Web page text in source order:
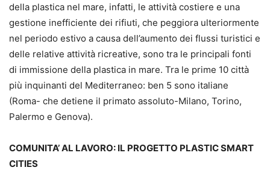
della plastica nel mare, infatti, le attività costiere e una
gestione inefficiente dei rifiuti, che peggiora ulteriormente
nel periodo estivo a causa dell’aumento dei flussi turistici e
delle relative attività ricreative, sono tra le principali fonti
di immissione della plastica in mare. Tra le prime 10 città
più inquinanti del Mediterraneo: ben 5 sono italiane
(Roma- che detiene il primato assoluto-Milano, Torino,
Palermo e Genova).
COMUNITA’ AL LAVORO: IL PROGETTO PLASTIC SMART
CITIES